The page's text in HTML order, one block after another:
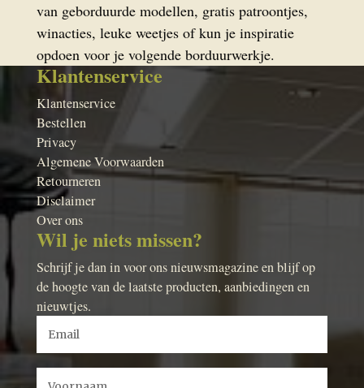
van geborduurde modellen, gratis patroontjes,
winacties, leuke weetjes of kun je inspiratie
opdoen voor je volgende borduurwerkje.
Klantenservice
Klantenservice
Bestellen
Privacy
Algemene Voorwaarden
Retourneren
Disclaimer
Over ons
Wil je niets missen?
Schrijf je dan in voor ons nieuwsmagazine en blijf op
de hoogte van de laatste producten, aanbiedingen en
nieuwtjes.